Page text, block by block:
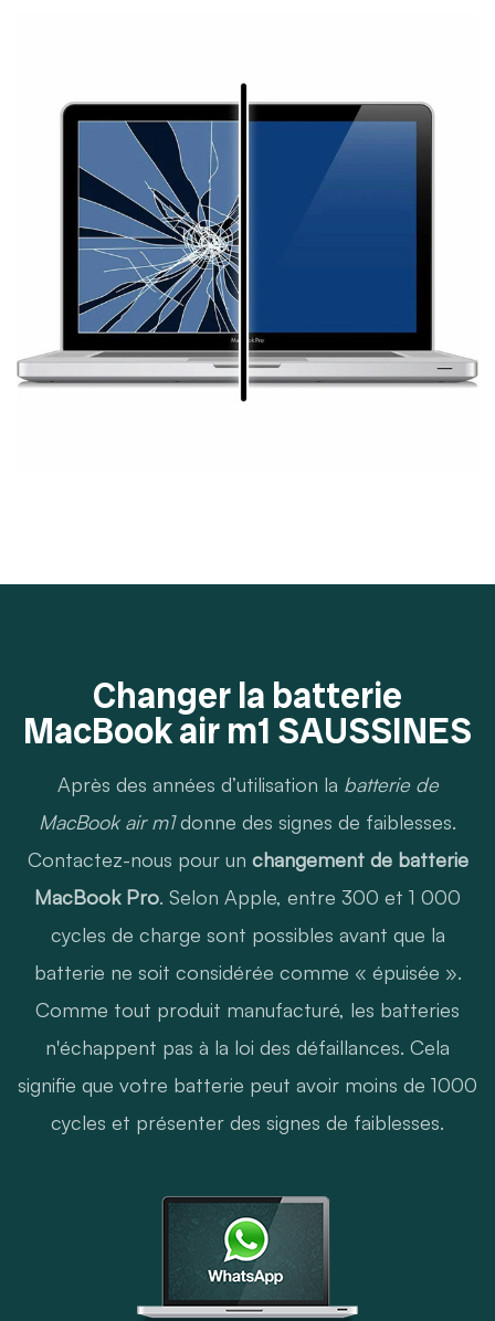
Changer la batterie
MacBook air m1 SAUSSINES
Après des années d’utilisation la batterie de
MacBook air m1donne des signes de faiblesses.
Contactez-nous pour un changement de batterie
MacBook Pro. Selon Apple, entre 300 et 1 000
cycles de charge sont possibles avant que la
batterie ne soit considérée comme « épuisée ».
Comme tout produit manufacturé, les batteries
n'échappent pas à la loi des défaillances. Cela
signifie que votre batterie peut avoir moins de 1000
cycles et présenter des signes de faiblesses.